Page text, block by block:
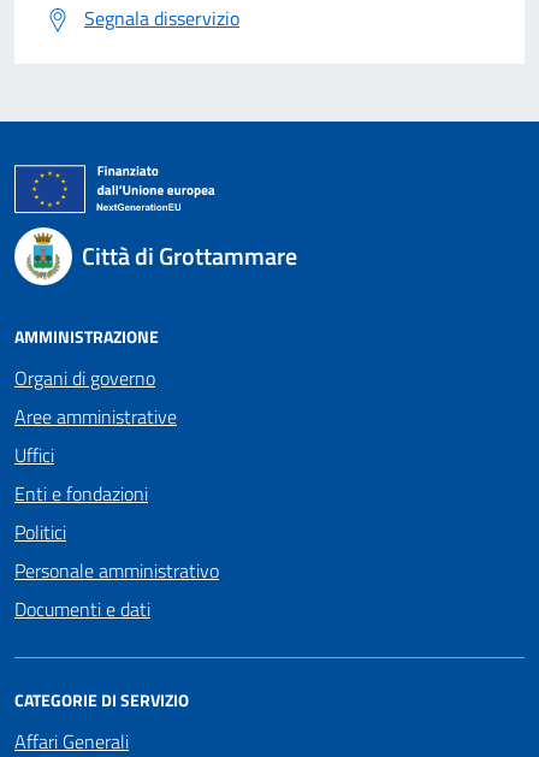
Segnala disservizio
Città di Grottammare
AMMINISTRAZIONE
Organi di governo
Aree amministrative
Uffici
Enti e fondazioni
Politici
Personale amministrativo
Documenti e dati
CATEGORIE DI SERVIZIO
Affari Generali